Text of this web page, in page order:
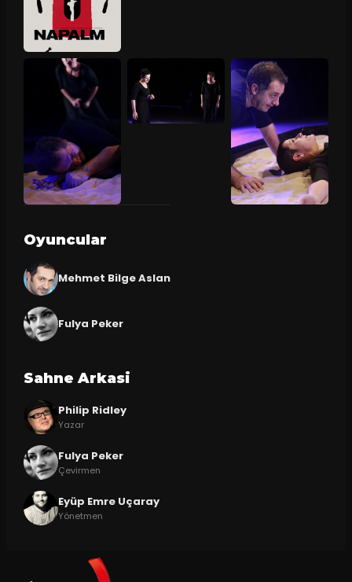
Oyuncular
Mehmet Bilge Aslan
Fulya Peker
Sahne Arkasi
Philip Ridley
Yazar
Fulya Peker
Çevirmen
Eyüp Emre Uçaray
Yönetmen